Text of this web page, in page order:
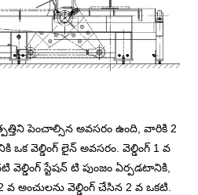
పెంచాల్సిన అవసరం ఉంది, వారికి 2
ఒక వెల్డింగ్ లైన్ అవసరం. వెల్డింగ్ 1 వ
స్టేషన్ టి పుంజం ఏర్పడటానికి,
అంచులను వెల్డింగ్ చేసిన 2 వ ఒకటి.